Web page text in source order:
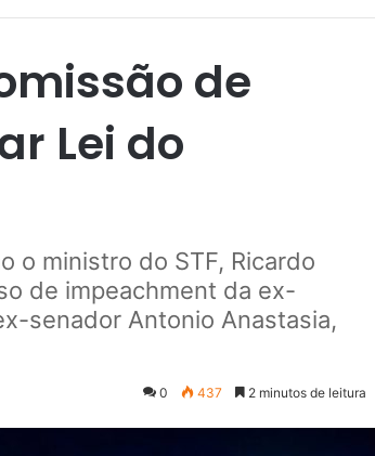
de
Lei do
o ministro do STF, Ricardo
de impeachment da ex-
senador Antonio Anastasia,
0 437 2 minutos de leitura